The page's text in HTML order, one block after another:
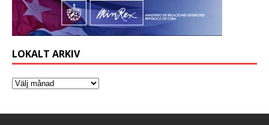
LOKALT ARKIV